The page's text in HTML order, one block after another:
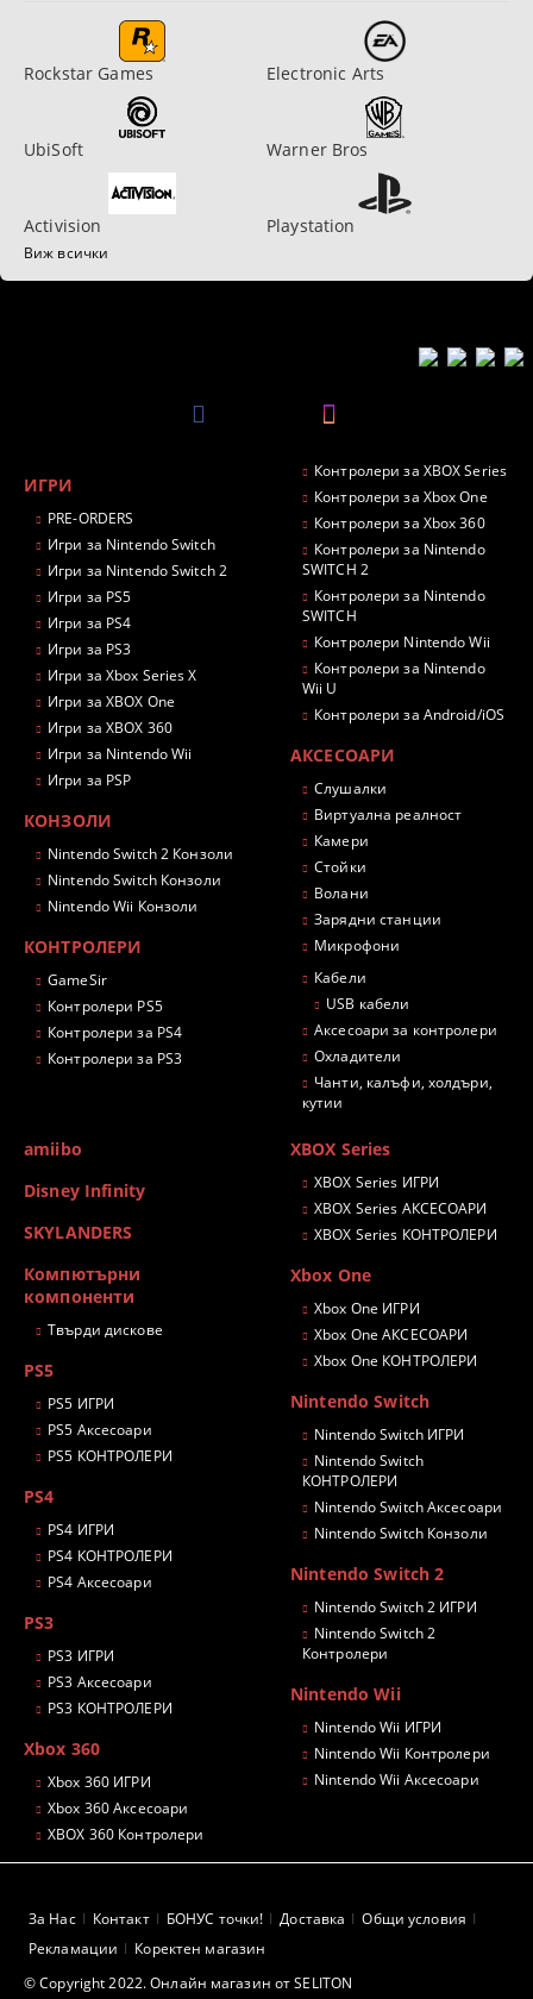
Rockstar Games Electronic Arts
UbiSoft Warner Bros
Activision Playstation
Виж всички
ИГРИ
PRE-ORDERS
Игри за Nintendo Switch
Игри за Nintendo Switch 2
Игри за PS5
Игри за PS4
Игри за PS3
Игри за Xbox Series X
Игри за XBOX One
Игри за XBOX 360
Игри за Nintendo Wii
Игри за PSP
КОНЗОЛИ
Nintendo Switch 2 Конзоли
Nintendo Switch Конзоли
Nintendo Wii Конзоли
КОНТРОЛЕРИ
GameSir
Контролери PS5
Контролери за PS4
Контролери за PS3
Контролери за XBOX Series
Контролери за Xbox One
Контролери за Xbox 360
Контролери за Nintendo
SWITCH 2
Контролери за Nintendo
SWITCH
Контролери Nintendo Wii
Контролери за Nintendo
Wii U
Контролери за Android/iOS
АКСЕСОАРИ
Слушалки
Виртуална реалност
Камери
Стойки
Волани
Зарядни станции
Микрофони
Кабели
USB кабели
Аксесоари за контролери
Охладители
Чанти, калъфи, холдъри,
кутии
amiibo
Disney Infinity
SKYLANDERS
Компютърни
компоненти
Твърди дискове
PS5
PS5 ИГРИ
PS5 Аксесоари
PS5 КОНТРОЛЕРИ
PS4
PS4 ИГРИ
PS4 КОНТРОЛЕРИ
PS4 Аксесоари
PS3
PS3 ИГРИ
PS3 Аксесоари
PS3 КОНТРОЛЕРИ
Xbox 360
Xbox 360 ИГРИ
Xbox 360 Аксесоари
XBOX 360 Контролери
XBOX Series
XBOX Series ИГРИ
XBOX Series АКСЕСОАРИ
XBOX Series КОНТРОЛЕРИ
Xbox One
Xbox One ИГРИ
Xbox One АКСЕСОАРИ
Xbox One КОНТРОЛЕРИ
Nintendo Switch
Nintendo Switch ИГРИ
Nintendo Switch
КОНТРОЛЕРИ
Nintendo Switch Аксесоари
Nintendo Switch Конзоли
Nintendo Switch 2
Nintendo Switch 2 ИГРИ
Nintendo Switch 2
Контролери
Nintendo Wii
Nintendo Wii ИГРИ
Nintendo Wii Контролери
Nintendo Wii Аксесоари
© Copyright 2022. Онлайн магазин от SELITON
За Нас Контакт БОНУС точки! Доставка
Общи условия
Рекламации
Коректен магазин